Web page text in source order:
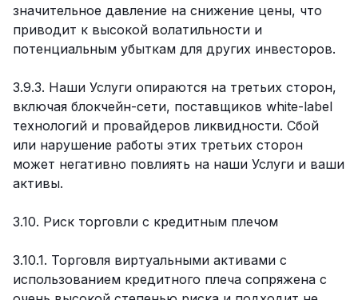
значительное давление на снижение цены, что
приводит к высокой волатильности и
потенциальным убыткам для других инвесторов.
3.9.3. Наши Услуги опираются на третьих сторон,
включая блокчейн-сети, поставщиков white-label
технологий и провайдеров ликвидности. Сбой
или нарушение работы этих третьих сторон
может негативно повлиять на наши Услуги и ваши
активы.
3.10. Риск торговли с кредитным плечом
3.10.1. Торговля виртуальными активами с
использованием кредитного плеча сопряжена с